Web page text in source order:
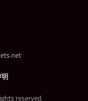
reserved.